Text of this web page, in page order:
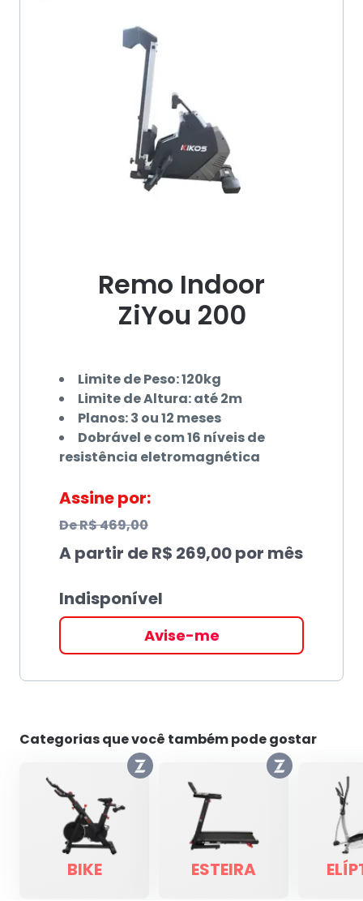
Remo Indoor
ZiYou 200
Limite de Peso: 120kg
Limite de Altura: até 2m
Planos: 3 ou 12 meses
Dobrável e com 16 níveis de
resistência eletromagnética
Assine por:
DeR$ 469,00
A partir deR$ 269,00por mês
Indisponível
Avise-me
Categorias que você também pode gostar
BIKE ESTEIRA